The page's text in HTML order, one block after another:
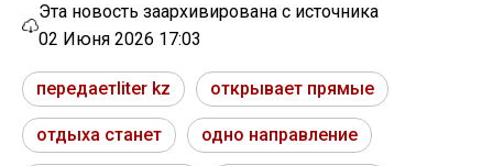
Эта новость заархивирована с источника
02 Июня 2026 17:03
передаетliter kz открывает прямые
отдыха станет одно направление